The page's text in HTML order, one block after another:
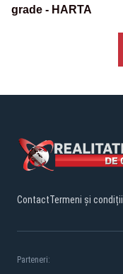
grade - HARTA
ContactTermeni și condiții
Parteneri: